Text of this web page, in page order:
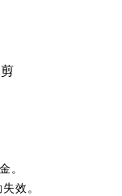
。
效。